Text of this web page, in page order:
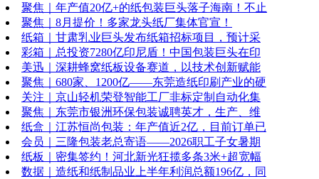
聚焦｜年产值20亿+的纸包装巨头落子海南！不止
聚焦｜8月提价！多家龙头纸厂集体官宣！
纸箱｜甘肃乳业巨头发布纸箱招标项目，预计采
彩箱｜总投资7280亿印尼盾！中国包装巨头在印
美迅｜深耕蜂窝纸板设备赛道，以技术创新赋能
聚焦｜680家、1200亿——东莞造纸印刷产业的硬
关注｜京山轻机荣登智能工厂非标定制自动化集
聚焦｜东莞市银洲环保包装诚聘英才，生产、维
纸盒｜江苏恒尚包装：年产值近2亿，目前订单已
会员｜三隆包装老总寄语——2026职工子女暑期
纸板｜密集签约！河北新光狂揽多条3米+超宽幅
数据｜造纸和纸制品业上半年利润总额196亿，同